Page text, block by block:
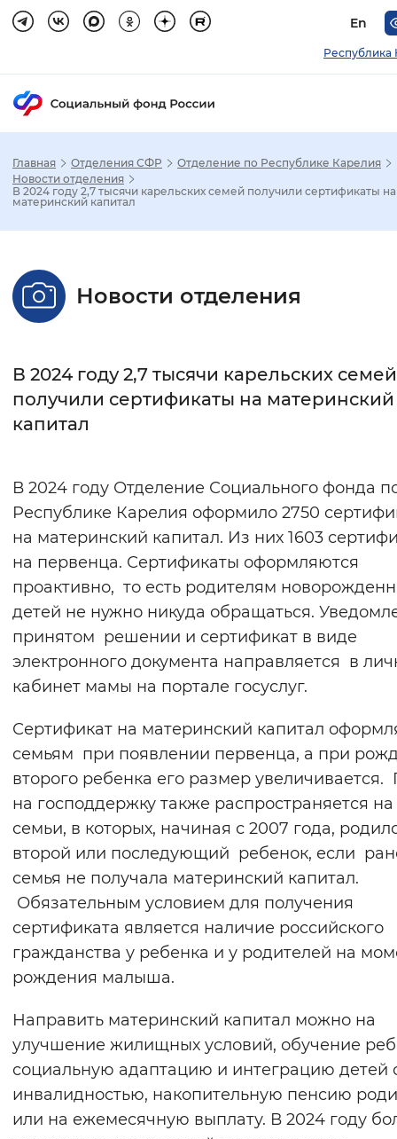
En
Республика
Стандартный Увеличенный
Без засечек С засечками
Цвет сайта
Монохромный Инверсивный
Синий фон
Изображения
Включены Выключены
Воспроизвести Остановить
Вернуть стандартные настройки
Главная Отделения СФР
Отделение по Республике Карелия
Новости отделения
В 2024 году 2,7 тысячи карельских семей получили сертификаты на
материнский капитал
Новости отделения
В 2024 году 2,7 тысячи карельских семей
получили сертификаты на материнский
капитал
В 2024 году Отделение Социального фонда
Республике Карелия оформило 2750
на материнский капитал. Из них 1603
на первенца. Сертификаты оформляются
проактивно, то есть родителям
детей не нужно никуда обращаться.
принятом решении и сертификат в виде
электронного документа направляется в
кабинет мамы на портале госуслуг.
Сертификат на материнский капитал
семьям при появлении первенца, а при
второго ребенка его размер увеличивается.
на господдержку также распространяется на
семьи, в которых, начиная с 2007 года,
второй или последующий ребенок, если
семья не получала материнский капитал.
Обязательным условием для получения
сертификата является наличие российского
гражданства у ребенка и у родителей на
рождения малыша.
Направить материнский капитал можно на
улучшение жилищных условий, обучение
социальную адаптацию и интеграцию детей
инвалидностью, накопительную пенсию
или на ежемесячную выплату. В 2024 году